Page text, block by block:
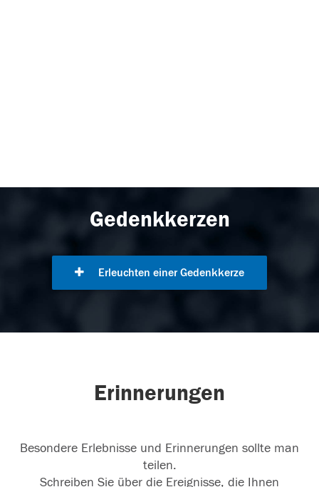
Gedenkkerzen
Erleuchten einer Gedenkkerze
Erinnerungen
Besondere Erlebnisse und Erinnerungen sollte man
teilen.
Schreiben Sie über die Ereignisse, die Ihnen